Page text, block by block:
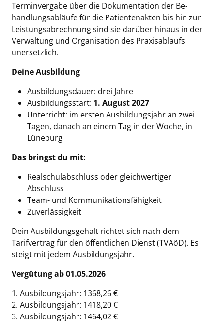
Terminvergabe über die Doku­men­tation der Be­
handlungs­abläufe für die Patientenakten bis hin zur
Leistungs­abrechnung sind sie darüber hinaus in der
Verwaltung und Organisation des Praxisablaufs
unersetzlich.
Deine Ausbildung
Ausbildungsdauer: drei Jahre
Ausbildungsstart: 1. August 2027
Unterricht: im ersten Ausbildungsjahr an zwei
Tagen, danach an einem Tag in der Woche, in
Lüneburg
Das bringst du mit:
Realschulabschluss oder gleich­wertiger
Abschluss
Team- und Kommunikationsfähigkeit
Zuverlässigkeit
Dein Ausbildungsgehalt richtet sich nach dem
Tarifvertrag für den öffentlichen Dienst (TVAöD). Es
steigt mit jedem Ausbildungsjahr.
Vergütung ab 01.05.2026
1. Ausbildungsjahr: 1368,26 €
2. Ausbildungsjahr: 1418,20 €
3. Ausbildungsjahr: 1464,02 €